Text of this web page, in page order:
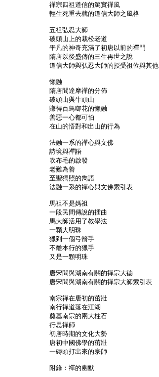
禪宗四祖道信的篤實禪風
輕生死重去就的道信大師之風格
五祖弘忍大師
破頭山上的栽松老道
平凡的神奇充滿了初唐以前的禪門
隋唐以後盛傳的三生再世之說
道信大師與弘忍大師的授受祖位與其他
懶融
隋唐間達摩禪的分佈
破頭山與牛頭山
賺得百鳥啣花的懶融
善惡一心都可怕
在山的悟對和出山的行為
法融一系的禪心與文佛
詩境與禪語
吹布毛的啟發
老難為善
至聖獨照的雋語
法融一系的禪心與文佛索引表
馬祖不是媽祖
一段民間傳說的插曲
馬大師活用了教學法
一顆大明珠
獵到一個弓箭手
不離本行的獵手
又是一顆明珠
唐宋間與湖南有關的禪宗大德
唐宋間與湖南有關的禪宗大師索引表
南宗禪在唐初的茁壯
南行禪道落在江湖
奠基南宗的兩大柱石
行思禪師
初唐時期的文化大勢
唐初中國佛學的茁壯
一磚頭打出來的宗師
附錄：禪的幽默